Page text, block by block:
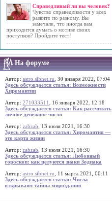
Справедливый ли вы человек?
Чувство справедливости у всех
развито по разному. Вы
замечали, что иногда вам
приходится думать о мотиве своих
поступков? Пройдите тест!
На форуме
Автор: astro.sibnet.ru , 30 января 2022, 07:04
Здесь обсуждается статья: Возможности
Хиромантии
Автор: 271033511
, 16 января 2022, 12:18
Здесь обсуждается статья: Как рассчитать
личное денежное число
Автор: zabzab , 13 июля 2021, 16:30
Здесь обсуждается статья: Хиромантия —
это карта жизни
Автор: zabzab , 13 июля 2021, 16:30
Здесь обсуждается статья: Любовный
гороскоп: как целуются знаки Зодиака
Автор: astro.sibnet.ru , 11 марта 2021, 00:11
Здесь обсуждается статья: Числа
открывают тайны мироздания